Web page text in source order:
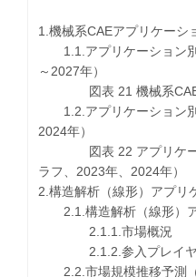
1.機械系CAEアプリケーシ
1.1.アプリケーション別
～2027年）
図表 21 機械系CAE
1.2.アプリケーション別
2024年）
図表 22 アプリケーシ
ラフ、2023年、2024年）
2.構造解析（線形）アプリ
2.1.構造解析（線形）ア
2.1.1.市場概況
2.1.2.参入プレイヤ
2.2.市場規模推移予測（